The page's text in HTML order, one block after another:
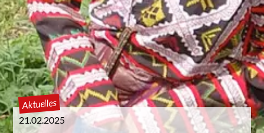
Aktuelles
21.02.2025